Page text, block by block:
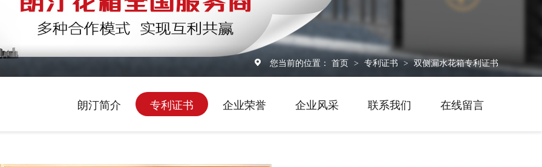
您当前的位置： 首页 > 专利证书 > 双侧漏水花箱专利证书
朗汀简介 专利证书 企业荣誉 企业风采 联系我们 在线留言